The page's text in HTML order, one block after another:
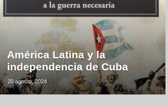
América Latina y la
independencia de Cuba
20 agosto, 2024